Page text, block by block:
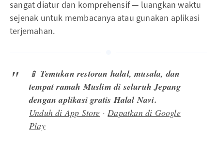
sangat diatur dan komprehensif — luangkan waktu
sejenak untuk membacanya atau gunakan aplikasi
terjemahan.
📱 Temukan restoran halal, musala, dan
tempat ramah Muslim di seluruh Jepang
dengan aplikasi gratis Halal Navi.
Unduh di App Store · Dapatkan di Google
Play